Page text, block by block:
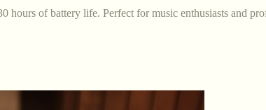
of battery life. Perfect for music enthusiasts and